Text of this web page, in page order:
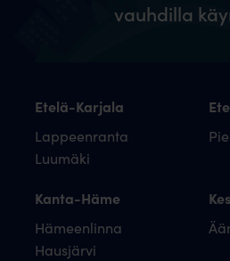
vauhdilla
Etelä-Karjala
Lappeenranta
Luumäki
Kanta-Häme
Hämeenlinna
Hausjärvi